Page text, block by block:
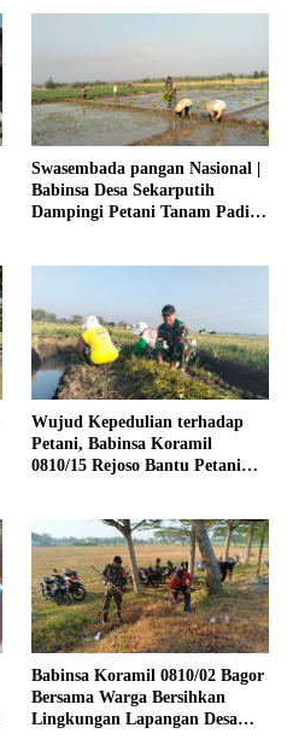
Swasembada pangan Nasional |
Babinsa Desa Sekarputih
Dampingi Petani Tanam Padi,
Wujud Kepedulian terhadap
Petani, Babinsa Koramil
0810/15 Rejoso Bantu Petani
Babinsa Koramil 0810/02 Bagor
Bersama Warga Bersihkan
Lingkungan Lapangan Desa